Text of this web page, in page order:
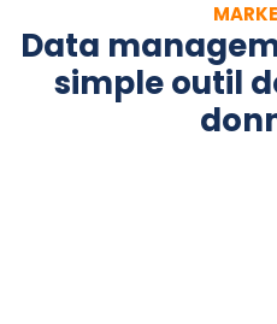
Data
simple outil